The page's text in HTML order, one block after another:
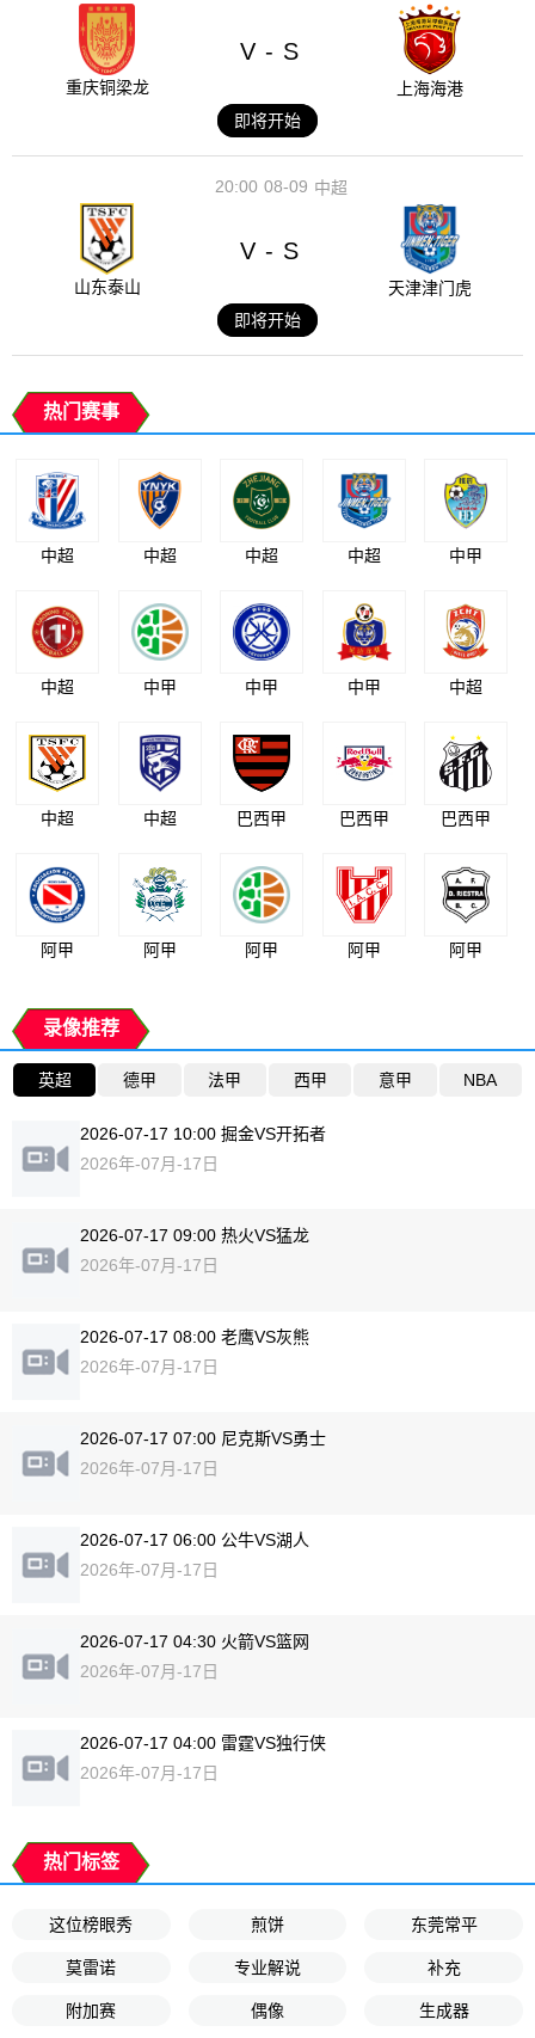
重庆铜梁龙
V - S
上海海港
即将开始
08-09
20:00 中超
山东泰山
V - S
天津津门虎
即将开始
热门赛事
中超 中超 中超 中超 中甲
中超 中甲 中甲 中甲 中超
中超 中超 巴西甲 巴西甲 巴西甲
阿甲 阿甲 阿甲 阿甲 阿甲
录像推荐
英超 德甲 法甲 西甲 意甲 NBA
2026-07-17 10:00 掘金VS开拓者
2026年-07月-17日
2026-07-17 09:00 热火VS猛龙
2026年-07月-17日
2026-07-17 08:00 老鹰VS灰熊
2026年-07月-17日
2026-07-17 07:00 尼克斯VS勇士
2026年-07月-17日
2026-07-17 06:00 公牛VS湖人
2026年-07月-17日
2026-07-17 04:30 火箭VS篮网
2026年-07月-17日
2026-07-17 04:00 雷霆VS独行侠
2026年-07月-17日
热门标签
这位榜眼秀 煎饼 东莞常平
莫雷诺 专业解说 补充
附加赛 偶像 生成器